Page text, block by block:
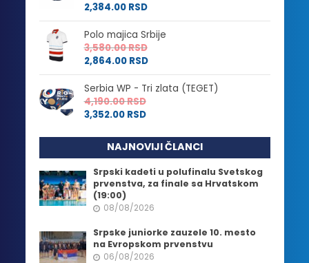
2,384.00 RSD
Polo majica Srbije
3,580.00RSD
2,864.00 RSD
Serbia WP - Tri zlata (TEGET)
4,190.00RSD
3,352.00 RSD
NAJNOVIJI ČLANCI
Srpski kadeti u polufinalu Svetskog
prvenstva, za finale sa Hrvatskom
(19:00)
08/08/2026
Srpske juniorke zauzele 10. mesto
na Evropskom prvenstvu
06/08/2026